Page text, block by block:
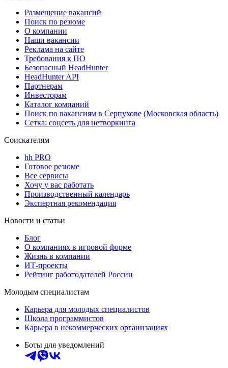
Размещение вакансий
Поиск по резюме
О компании
Наши вакансии
Реклама на сайте
Требования к ПО
Безопасный HeadHunter
HeadHunter API
Партнерам
Инвесторам
Каталог компаний
Поиск по вакансиям в Серпухове (Московская область)
Сетка: соцсеть для нетворкинга
Соискателям
hh PRO
Готовое резюме
Все сервисы
Хочу у вас работать
Производственный календарь
Экспертная рекомендация
Новости и статьи
Блог
О компаниях в игровой форме
Жизнь в компании
ИТ-проекты
Рейтинг работодателей России
Молодым специалистам
Карьера для молодых специалистов
Школа программистов
Карьера в некоммерческих организациях
Боты для уведомлений